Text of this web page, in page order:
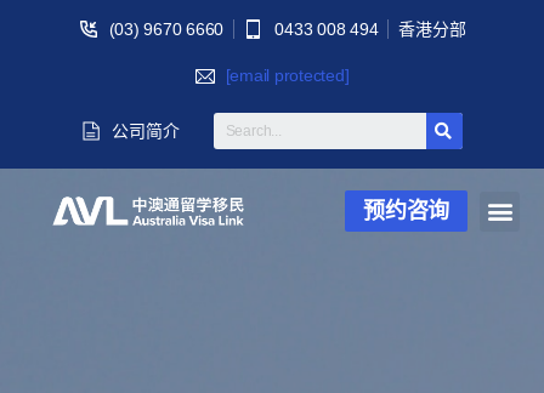
(03) 9670 6660 0433 008 494 香港分部
[email protected]
公司简介
预约咨询